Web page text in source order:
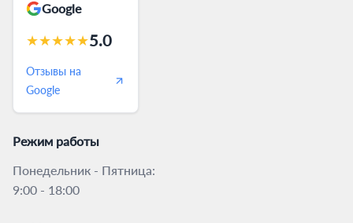
Google
★★★★★5.0
Отзывы на
Google
Режим работы
Понедельник - Пятница:
9:00 - 18:00